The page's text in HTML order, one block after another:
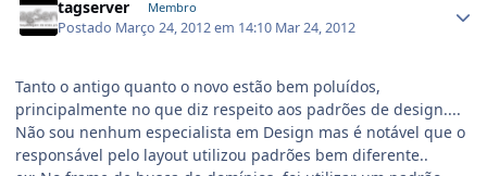
tagserver Membro
Postado Março 24, 2012 em 14:10 Mar 24, 2012
Tanto o antigo quanto o novo estão bem poluídos,
principalmente no que diz respeito aos padrões de design....
Não sou nenhum especialista em Design mas é notável que o
responsável pelo layout utilizou padrões bem diferente..